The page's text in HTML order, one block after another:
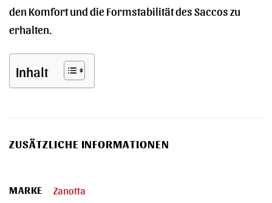
den Komfort und die Formstabilität des Saccos zu
erhalten.
Inhalt
ZUSÄTZLICHE INFORMATIONEN
MARKE Zanotta